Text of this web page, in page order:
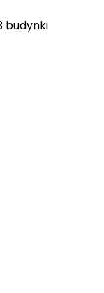
budynki